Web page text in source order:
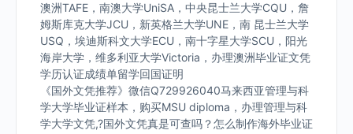
澳洲TAFE，南澳大学UniSA，中央昆士兰大学CQU，詹
姆斯库克大学JCU，新英格兰大学UNE，南 昆士兰大学
USQ，埃迪斯科文大学ECU，南十字星大学SCU，阳光
海岸大学，维多利亚大学Victoria，办理澳洲毕业证文凭
学历认证成绩单留学回国证明
《国外文凭推荐》微信Q729926040马来西亚管理与科
学大学毕业证样本，购买MSU diploma，办理管理与科
学大学文凭,?国外文凭真是可查吗？怎么制作海外毕业证